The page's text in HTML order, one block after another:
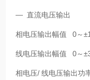
— 直流电压输出
相电压输出幅值 0～
线电压输出幅值 0～
相电压/ 线电压输出功